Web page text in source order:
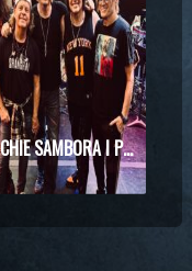
RICHIE SAMBORA I PHIL X RAZEM NA SCENIE! WYJĄTKOWE SPOTKANIE PODCZAS KONCERTU KINGS OF CHAOS